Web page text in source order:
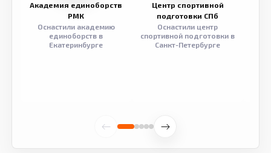
Академия единоборств
РМК
Оснастили академию
единоборств в
Екатеринбурге
Центр спортивной
подготовки СПб
Оснастили центр
спортивной подготовки в
Санкт-Петербурге